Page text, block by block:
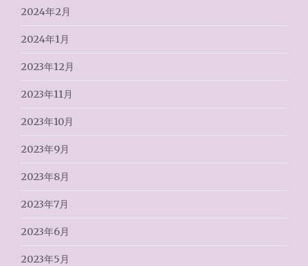
2024年2月
2024年1月
2023年12月
2023年11月
2023年10月
2023年9月
2023年8月
2023年7月
2023年6月
2023年5月